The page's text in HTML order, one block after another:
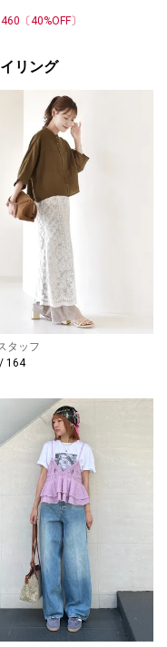
〔40%OFF〕
リング
タッフ
164